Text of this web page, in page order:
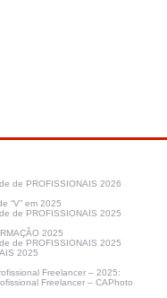
de PROFISSIONAIS 2026
“V” em 2025
de PROFISSIONAIS 2025
2025
de PROFISSIONAIS 2025
2025
Freelancer – 2025:
Freelancer – CAPhoto